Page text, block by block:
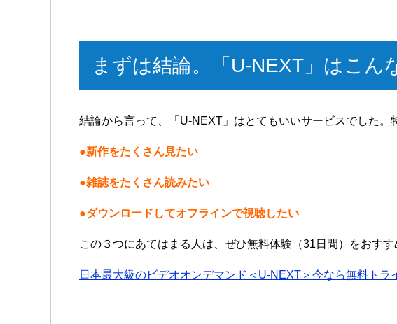
まずは結論。「U-NEXT」はこん
結論から言って、「U-NEXT」はとてもいいサービスでした。
●新作をたくさん見たい
●雑誌をたくさん読みたい
●ダウンロードしてオフラインで視聴したい
この３つにあてはまる人は、ぜひ無料体験（31日間）をおすす
日本最大級のビデオオンデマンド＜U-NEXT＞今なら無料トラ